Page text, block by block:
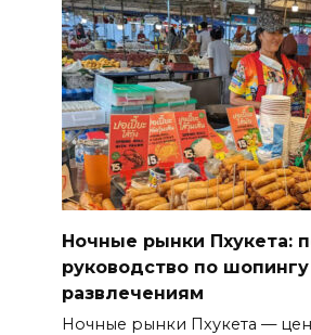
Ночные рынки Пхукета:
руководство по
развлечениям
Ночные рынки Пхукета —